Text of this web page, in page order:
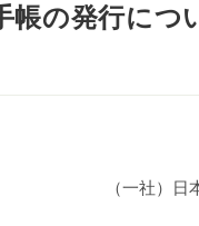
帳の発行につ
（一社）